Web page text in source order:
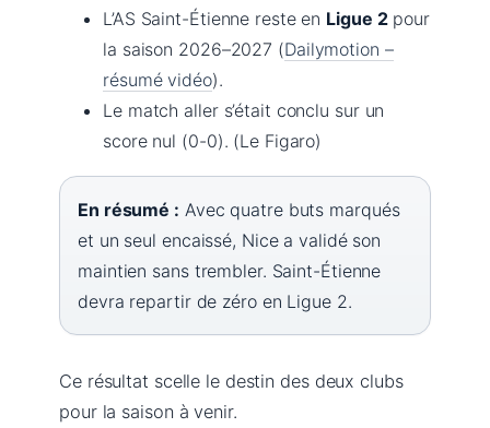
L’AS Saint-Étienne reste en Ligue 2pour
la saison 2026–2027 (Dailymotion –
résumé vidéo).
Le match aller s’était conclu sur un
score nul (0-0). (Le Figaro)
En résumé : Avec quatre buts marqués
et un seul encaissé, Nice a validé son
maintien sans trembler. Saint-Étienne
devra repartir de zéro en Ligue 2.
Ce résultat scelle le destin des deux clubs
pour la saison à venir.